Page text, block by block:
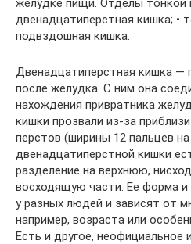
желудке пищи. Отделы тонкой
двенадцатиперстная кишка; •
подвздошная кишка.
Двенадцатиперстная кишка —
после желудка. С ним она
нахождения привратника
кишки прозвали из-за
перстов (ширины 12 пальцев на
двенадцатиперстной кишки
разделение на верхнюю,
восходящую части. Ее форма
у разных людей и зависят от
например, возраста или
Есть и другое, неофициальное